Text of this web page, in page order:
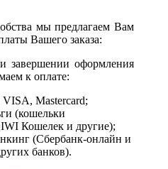
мы предлагаем Вам
Вашего заказа:
завершении оформления
к оплате:
VISA, Mastercard;
(кошельки
Кошелек и другие);
(Сбербанк-онлайн и
банков).